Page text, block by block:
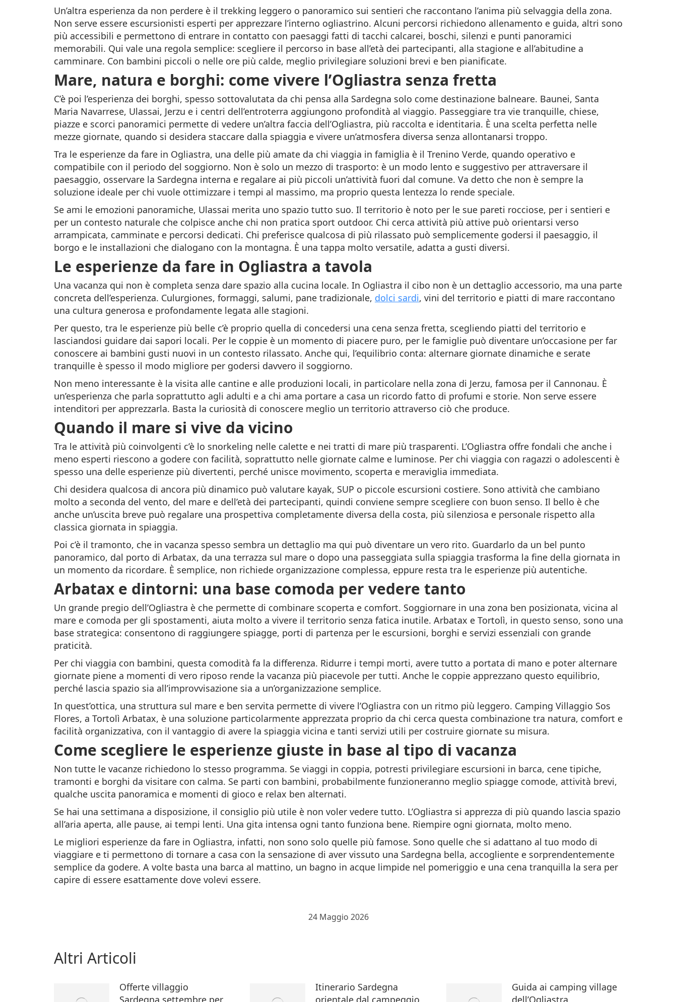
Un’altra esperienza da non perdere è il trekking leggero o panoramico sui sentieri che raccontano l’anima più selvaggia della zona.
Non serve essere escursionisti esperti per apprezzare l’interno ogliastrino. Alcuni percorsi richiedono allenamento e guida, altri sono
più accessibili e permettono di entrare in contatto con paesaggi fatti di tacchi calcarei, boschi, silenzi e punti panoramici
memorabili. Qui vale una regola semplice: scegliere il percorso in base all’età dei partecipanti, alla stagione e all’abitudine a
camminare. Con bambini piccoli o nelle ore più calde, meglio privilegiare soluzioni brevi e ben pianificate.
Mare, natura e borghi: come vivere l’Ogliastra senza fretta
C’è poi l’esperienza dei borghi, spesso sottovalutata da chi pensa alla Sardegna solo come destinazione balneare. Baunei, Santa
Maria Navarrese, Ulassai, Jerzu e i centri dell’entroterra aggiungono profondità al viaggio. Passeggiare tra vie tranquille, chiese,
piazze e scorci panoramici permette di vedere un’altra faccia dell’Ogliastra, più raccolta e identitaria. È una scelta perfetta nelle
mezze giornate, quando si desidera staccare dalla spiaggia e vivere un’atmosfera diversa senza allontanarsi troppo.
Tra le esperienze da fare in Ogliastra, una delle più amate da chi viaggia in famiglia è il Trenino Verde, quando operativo e
compatibile con il periodo del soggiorno. Non è solo un mezzo di trasporto: è un modo lento e suggestivo per attraversare il
paesaggio, osservare la Sardegna interna e regalare ai più piccoli un’attività fuori dal comune. Va detto che non è sempre la
soluzione ideale per chi vuole ottimizzare i tempi al massimo, ma proprio questa lentezza lo rende speciale.
Se ami le emozioni panoramiche, Ulassai merita uno spazio tutto suo. Il territorio è noto per le sue pareti rocciose, per i sentieri e
per un contesto naturale che colpisce anche chi non pratica sport outdoor. Chi cerca attività più attive può orientarsi verso
arrampicata, camminate e percorsi dedicati. Chi preferisce qualcosa di più rilassato può semplicemente godersi il paesaggio, il
borgo e le installazioni che dialogano con la montagna. È una tappa molto versatile, adatta a gusti diversi.
Le esperienze da fare in Ogliastra a tavola
Una vacanza qui non è completa senza dare spazio alla cucina locale. In Ogliastra il cibo non è un dettaglio accessorio, ma una parte
concreta dell’esperienza. Culurgiones, formaggi, salumi, pane tradizionale, dolci sardi, vini del territorio e piatti di mare raccontano
una cultura generosa e profondamente legata alle stagioni.
Per questo, tra le esperienze più belle c’è proprio quella di concedersi una cena senza fretta, scegliendo piatti del territorio e
lasciandosi guidare dai sapori locali. Per le coppie è un momento di piacere puro, per le famiglie può diventare un’occasione per far
conoscere ai bambini gusti nuovi in un contesto rilassato. Anche qui, l’equilibrio conta: alternare giornate dinamiche e serate
tranquille è spesso il modo migliore per godersi davvero il soggiorno.
Non meno interessante è la visita alle cantine e alle produzioni locali, in particolare nella zona di Jerzu, famosa per il Cannonau. È
un’esperienza che parla soprattutto agli adulti e a chi ama portare a casa un ricordo fatto di profumi e storie. Non serve essere
intenditori per apprezzarla. Basta la curiosità di conoscere meglio un territorio attraverso ciò che produce.
Quando il mare si vive da vicino
Tra le attività più coinvolgenti c’è lo snorkeling nelle calette e nei tratti di mare più trasparenti. L’Ogliastra offre fondali che anche i
meno esperti riescono a godere con facilità, soprattutto nelle giornate calme e luminose. Per chi viaggia con ragazzi o adolescenti è
spesso una delle esperienze più divertenti, perché unisce movimento, scoperta e meraviglia immediata.
Chi desidera qualcosa di ancora più dinamico può valutare kayak, SUP o piccole escursioni costiere. Sono attività che cambiano
molto a seconda del vento, del mare e dell’età dei partecipanti, quindi conviene sempre scegliere con buon senso. Il bello è che
anche un’uscita breve può regalare una prospettiva completamente diversa della costa, più silenziosa e personale rispetto alla
classica giornata in spiaggia.
Poi c’è il tramonto, che in vacanza spesso sembra un dettaglio ma qui può diventare un vero rito. Guardarlo da un bel punto
panoramico, dal porto di Arbatax, da una terrazza sul mare o dopo una passeggiata sulla spiaggia trasforma la fine della giornata in
un momento da ricordare. È semplice, non richiede organizzazione complessa, eppure resta tra le esperienze più autentiche.
Arbatax e dintorni: una base comoda per vedere tanto
Un grande pregio dell’Ogliastra è che permette di combinare scoperta e comfort. Soggiornare in una zona ben posizionata, vicina al
mare e comoda per gli spostamenti, aiuta molto a vivere il territorio senza fatica inutile. Arbatax e Tortolì, in questo senso, sono una
base strategica: consentono di raggiungere spiagge, porti di partenza per le escursioni, borghi e servizi essenziali con grande
praticità.
Per chi viaggia con bambini, questa comodità fa la differenza. Ridurre i tempi morti, avere tutto a portata di mano e poter alternare
giornate piene a momenti di vero riposo rende la vacanza più piacevole per tutti. Anche le coppie apprezzano questo equilibrio,
perché lascia spazio sia all’improvvisazione sia a un’organizzazione semplice.
In quest’ottica, una struttura sul mare e ben servita permette di vivere l’Ogliastra con un ritmo più leggero. Camping Villaggio Sos
Flores, a Tortolì Arbatax, è una soluzione particolarmente apprezzata proprio da chi cerca questa combinazione tra natura, comfort e
facilità organizzativa, con il vantaggio di avere la spiaggia vicina e tanti servizi utili per costruire giornate su misura.
Come scegliere le esperienze giuste in base al tipo di vacanza
Non tutte le vacanze richiedono lo stesso programma. Se viaggi in coppia, potresti privilegiare escursioni in barca, cene tipiche,
tramonti e borghi da visitare con calma. Se parti con bambini, probabilmente funzioneranno meglio spiagge comode, attività brevi,
qualche uscita panoramica e momenti di gioco e relax ben alternati.
Se hai una settimana a disposizione, il consiglio più utile è non voler vedere tutto. L’Ogliastra si apprezza di più quando lascia spazio
all’aria aperta, alle pause, ai tempi lenti. Una gita intensa ogni tanto funziona bene. Riempire ogni giornata, molto meno.
Le migliori esperienze da fare in Ogliastra, infatti, non sono solo quelle più famose. Sono quelle che si adattano al tuo modo di
viaggiare e ti permettono di tornare a casa con la sensazione di aver vissuto una Sardegna bella, accogliente e sorprendentemente
semplice da godere. A volte basta una barca al mattino, un bagno in acque limpide nel pomeriggio e una cena tranquilla la sera per
capire di essere esattamente dove volevi essere.
24 Maggio 2026
Altri Articoli
Offerte villaggio
Itinerario Sardegna
Guida ai camping village